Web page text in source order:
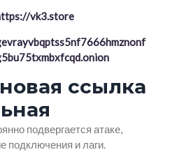
vk3.store
ссылка
подвергается атаке,
подключения и лаги.